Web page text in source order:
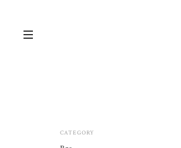
CATEGORY